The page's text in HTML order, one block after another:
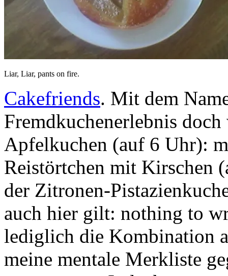
Liar, Liar, pants on fire.
Cakefriends. Mit dem
Fremdkuchenerlebnis
Apfelkuchen (auf 6 Uhr):
Reistörtchen mit Kirschen
der Zitronen-
auch hier gilt: nothing to
lediglich die Kombination
meine mentale Merkliste